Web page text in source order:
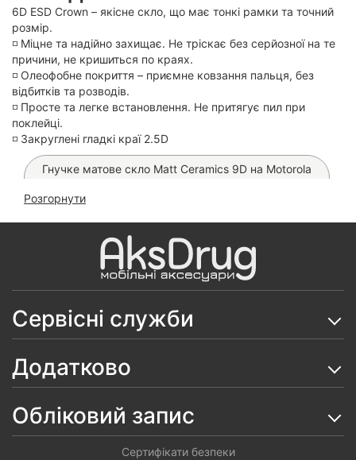
6D ESD Crown – якісне скло, що має тонкі рамки та точний
розмір.
◽️ Міцне та надійно захищає. Не тріскає без серйозної на те
причини, не кришиться по краях.
◽️ Олеофобне покриття – приємне ковзання пальця, без
відбитків та розводів.
◽️ Просте та легке встановлення. Не притягує пил при
поклейці.
◽️ Закруглені гладкі краї 2.5D
Гнучке матове скло Matt Ceramics 9D на Motorola
Чохол Armor Big Ring на Motorola E13 4G
Чохол Armor Ring Case на Motorola E13 4G
Чохол Silicone Cover на Motorola E13 4G
Чохол Silicone Case на Motorola E13 4G
Чохол Matt Luxury на Motorola E13 4G
Чохол Matt Ring на Motorola E13 4G
Розгорнути
Сервісні служби
Додатково
Обліковий запис
Сертифікати безпеки